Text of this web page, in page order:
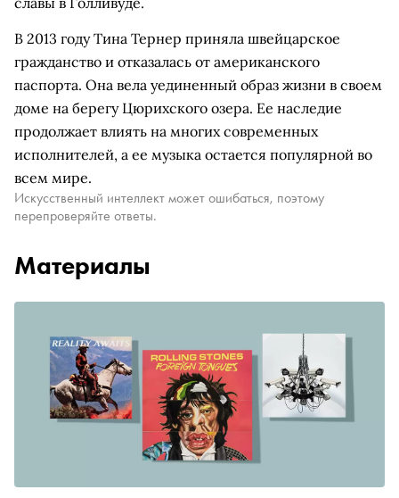
В 2013 году Тина Тернер приняла швейцарское
гражданство и отказалась от американского
паспорта. Она вела уединенный образ жизни в своем
доме на берегу Цюрихского озера. Ее наследие
продолжает влиять на многих современных
исполнителей, а ее музыка остается популярной во
всем мире.
Искусственный интеллект может ошибаться, поэтому
перепроверяйте ответы.
Материалы